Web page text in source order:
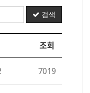
검색
조회
7019